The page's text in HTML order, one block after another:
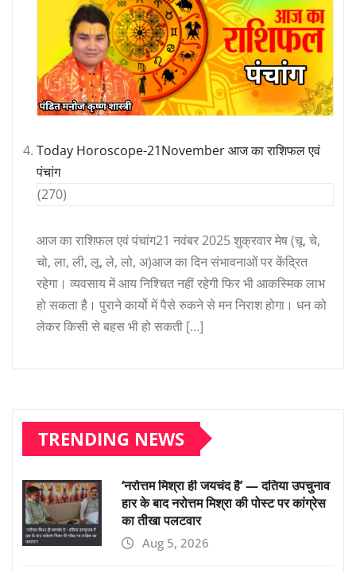
Today Horoscope-21November आज का राशिफल एवं
पंचांग
(270)
आज का राशिफल एवं पंचांग21 नवंबर 2025 शुक्रवार मेष (चू, चे,
चो, ला, ली, लू, ले, लो, अ)आज का दिन संभावनाओं पर केंद्रित
रहेगा। व्यवसाय में आय निश्चित नहीं रहेगी फिर भी आकस्मिक लाभ
हो सकता है। पुराने कार्यो में पैसे रुकने से मन निराश होगा। धन को
लेकर किसी से बहस भी हो सकती […]
TRENDING NEWS
‘नरोत्तम मिश्रा ही जयचंद है’ — दतिया उपचुनाव
हार के बाद नरोत्तम मिश्रा की पोस्ट पर कांग्रेस
का तीखा पलटवार
Aug 5, 2026